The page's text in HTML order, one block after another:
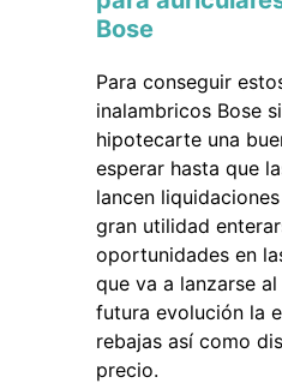
Bose
Para conseguir
inalambricos Bose
hipotecarte una
esperar hasta que
lancen
gran utilidad
oportunidades en
que va a lanzarse
futura evolución la
rebajas así como
precio.